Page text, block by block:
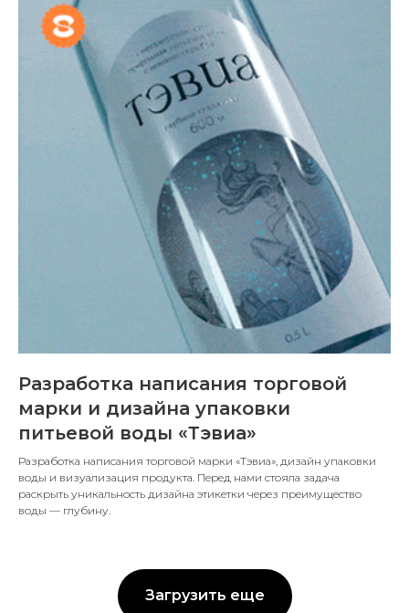
Разработка написания торговой
марки и дизайна упаковки
питьевой воды «Тэвиа»
Разработка написания торговой марки «Тэвиа», дизайн упаковки
воды и визуализация продукта. Перед нами стояла задача
раскрыть уникальность дизайна этикетки через преимущество
воды — глубину.
Загрузить еще